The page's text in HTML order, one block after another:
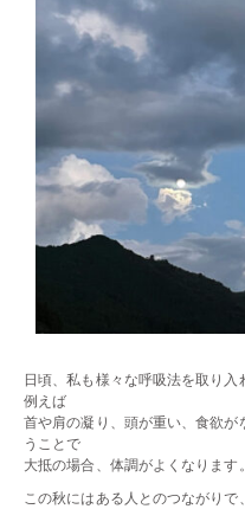
日頃、私も様々な呼吸法を取り入
例えば
首や肩の凝り、頭が重い、食欲
うことで
大抵の場合、体調がよくなります。
この秋にはある人とのつながり